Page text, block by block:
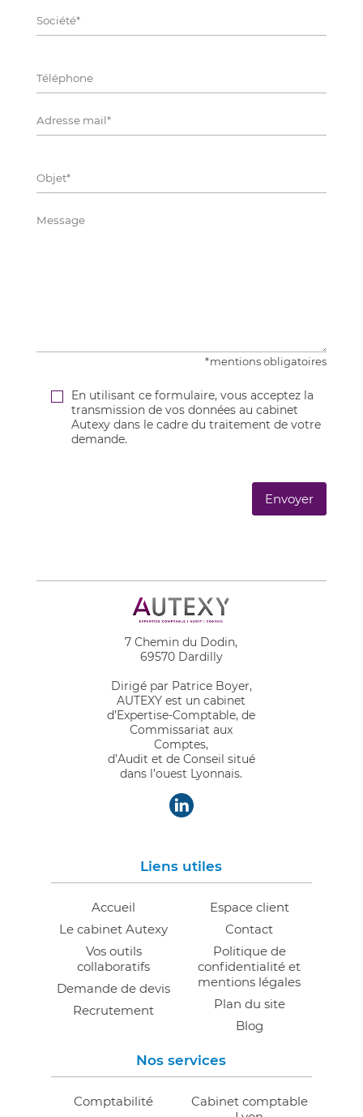
*mentions obligatoires
En utilisant ce formulaire, vous acceptez la
transmission de vos données au cabinet
Autexy dans le cadre du traitement de votre
demande.
7 Chemin du Dodin,
69570 Dardilly
Dirigé par Patrice Boyer,
AUTEXY est un cabinet
d’Expertise-Comptable, de
Commissariat aux
Comptes,
d’Audit et de Conseil situé
dans l’ouest Lyonnais.
Liens utiles
Accueil
Le cabinet Autexy
Vos outils
collaboratifs
Demande de devis
Recrutement
Espace client
Contact
Politique de
confidentialité et
mentions légales
Plan du site
Blog
Nos services
Comptabilité
Cabinet comptable